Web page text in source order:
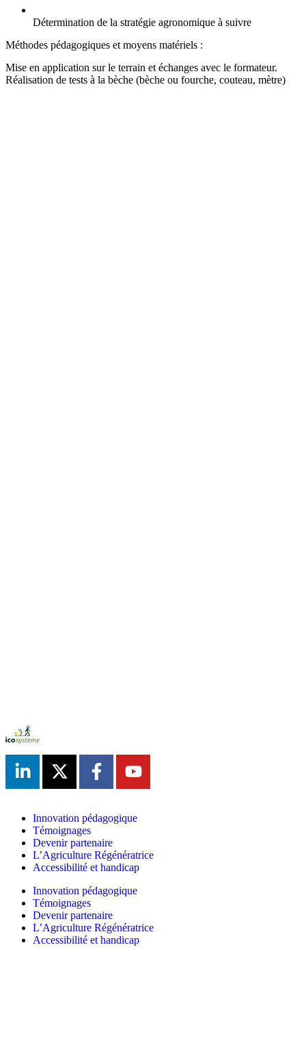
Détermination de la stratégie agronomique à suivre
Méthodes pédagogiques et moyens matériels :
Mise en application sur le terrain et échanges avec le formateur.
Réalisation de tests à la bèche (bèche ou fourche, couteau, mètre)
Innovation pédagogique
Témoignages
Devenir partenaire
L’Agriculture Régénératrice
Accessibilité et handicap
Innovation pédagogique
Témoignages
Devenir partenaire
L’Agriculture Régénératrice
Accessibilité et handicap